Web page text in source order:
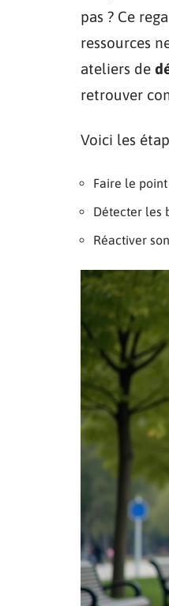
pas ? Ce
ressources
ateliers de
retrouver
Voici les
Faire le
Détecter les
Réactiver